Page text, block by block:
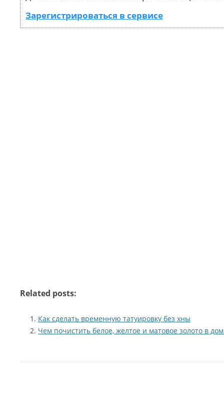
Зарегистрироваться в сервисе
Related posts:
Как сделать временную татуировку без хны
Чем почистить белое, желтое и матовое золото в